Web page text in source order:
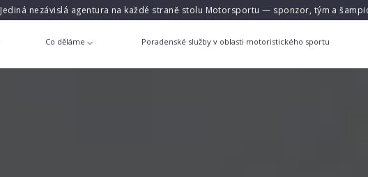
Jediná nezávislá agentura na každé straně stolu Motorsportu — sponzor, tým a
Co děláme Poradenské služby v oblasti motoristického sportu